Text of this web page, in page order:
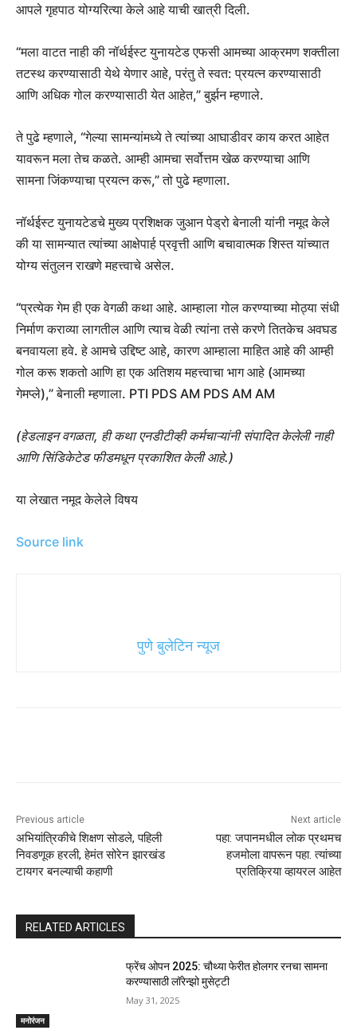
आपले गृहपाठ योग्यरित्या केले आहे याची खात्री दिली.
“मला वाटत नाही की नॉर्थईस्ट युनायटेड एफसी आमच्या आक्रमण शक्तीला
तटस्थ करण्यासाठी येथे येणार आहे, परंतु ते स्वत: प्रयत्न करण्यासाठी
आणि अधिक गोल करण्यासाठी येत आहेत,” बुर्झन म्हणाले.
ते पुढे म्हणाले, “गेल्या सामन्यांमध्ये ते त्यांच्या आघाडीवर काय करत आहेत
यावरून मला तेच कळते. आम्ही आमचा सर्वोत्तम खेळ करण्याचा आणि
सामना जिंकण्याचा प्रयत्न करू,” तो पुढे म्हणाला.
नॉर्थईस्ट युनायटेडचे ​​मुख्य प्रशिक्षक जुआन पेड्रो बेनाली यांनी नमूद केले
की या सामन्यात त्यांच्या आक्षेपार्ह प्रवृत्ती आणि बचावात्मक शिस्त यांच्यात
योग्य संतुलन राखणे महत्त्वाचे असेल.
“प्रत्येक गेम ही एक वेगळी कथा आहे. आम्हाला गोल करण्याच्या मोठ्या संधी
निर्माण कराव्या लागतील आणि त्याच वेळी त्यांना तसे करणे तितकेच अवघड
बनवायला हवे. हे आमचे उद्दिष्ट आहे, कारण आम्हाला माहित आहे की आम्ही
गोल करू शकतो आणि हा एक अतिशय महत्त्वाचा भाग आहे (आमच्या
गेमप्ले),” बेनाली म्हणाला. PTI PDS AM PDS AM AM
(हेडलाइन वगळता, ही कथा एनडीटीव्ही कर्मचाऱ्यांनी संपादित केलेली नाही
आणि सिंडिकेटेड फीडमधून प्रकाशित केली आहे.)
या लेखात नमूद केलेले विषय
Source link
पुणे बुलेटिन न्यूज
Previous article
अभियांत्रिकीचे शिक्षण सोडले, पहिली
निवडणूक हरली, हेमंत सोरेन झारखंड
टायगर बनल्याची कहाणी
Next article
पहा: जपानमधील लोक प्रथमच
हजमोला वापरून पहा. त्यांच्या
प्रतिक्रिया व्हायरल आहेत
RELATED ARTICLES
मनोरंजन
फ्रेंच ओपन 2025: चौथ्या फेरीत होलगर रनचा सामना
करण्यासाठी लॉरेन्झो मुसेट्टी
May 31, 2025